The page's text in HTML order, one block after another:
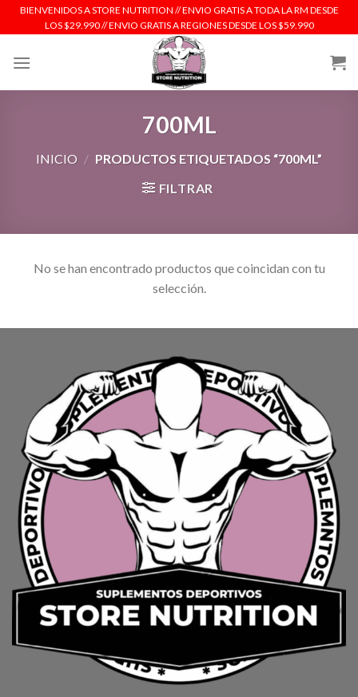
SkipBIENVENIDOS A STORE NUTRITION // ENVIO GRATIS A TODA LA RM DESDE
LOS $29.990 // ENVIO GRATIS A REGIONES DESDE LOS $59.990
700ML
INICIO / PRODUCTOS ETIQUETADOS “700ML”
FILTRAR
No se han encontrado productos que coincidan con tu
selección.